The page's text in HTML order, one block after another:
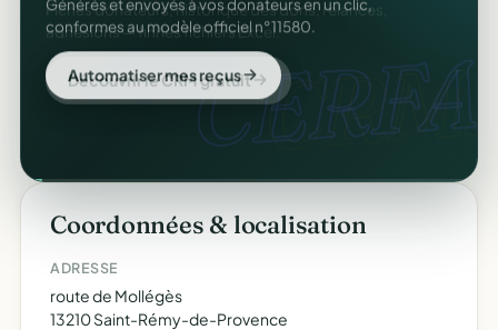
CERFA.
conformes au modèle officiel n°11580.
Automatiser mes reçus
Coordonnées & localisation
ADRESSE
route de Mollégès
13210 Saint-Rémy-de-Provence